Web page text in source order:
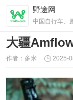
野途网
中国自行车、
大疆
作者：多米 2025-